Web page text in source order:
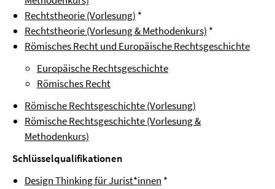
Rechtstheorie (Vorlesung) *
Rechtstheorie (Vorlesung & Methodenkurs) *
Römisches Recht und Europäische Rechtsgeschichte
Europäische Rechtsgeschichte
Römisches Recht
Römische Rechtsgeschichte (Vorlesung)
Römische Rechtsgeschichte (Vorlesung &
Methodenkurs)
Schlüsselqualifikationen
Design Thinking für Jurist*innen *